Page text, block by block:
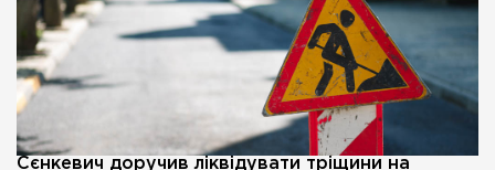
Сєнкевич доручив ліквідувати тріщини на